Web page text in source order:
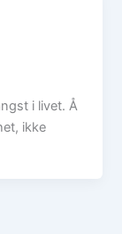
i livet. Å
ikke